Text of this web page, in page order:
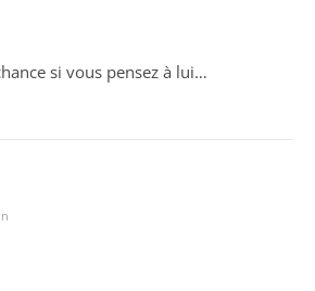
si vous pensez à lui…